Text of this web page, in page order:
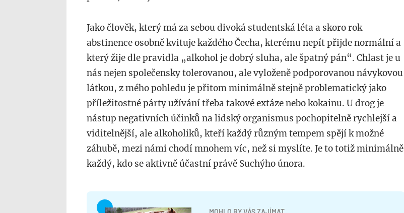
Jako člověk, který má za sebou divoká studentská léta a skoro rok
abstinence osobně kvituje každého Čecha, kterému nepít přijde normální a
který žije dle pravidla „alkohol je dobrý sluha, ale špatný pán“. Chlast je u
nás nejen společensky tolerovanou, ale vyloženě podporovanou návykovou
látkou, z mého pohledu je přitom minimálně stejně problematický jako
příležitostné párty užívání třeba takové extáze nebo kokainu. U drog je
nástup negativních účinků na lidský organismus pochopitelně rychlejší a
viditelnější, ale alkoholiků, kteří každý různým tempem spějí k možné
záhubě, mezi námi chodí mnohem víc, než si myslíte. Je to totiž minimálně
každý, kdo se aktivně účastní právě Suchýho února.